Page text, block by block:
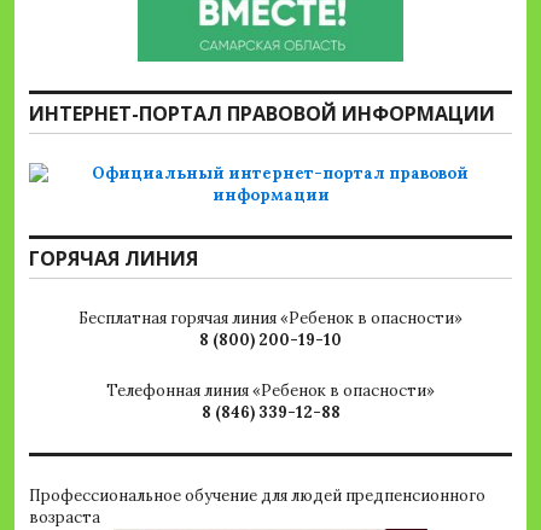
ИНТЕРНЕТ-ПОРТАЛ ПРАВОВОЙ ИНФОРМАЦИИ
ГОРЯЧАЯ ЛИНИЯ
Бесплатная горячая линия «Ребенок в опасности»
8 (800) 200-19-10
Телефонная линия «Ребенок в опасности»
8 (846) 339-12-88
Профессиональное обучение для людей предпенсионного
возраста